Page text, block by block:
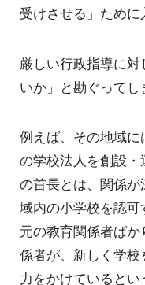
受けさせる」ために
厳しい行政指導に
いか」と勘ぐってし
例えば、その地域
の学校法人を創設
の首長とは、関係
域内の小学校を認
元の教育関係者ば
係者が、新しく学
力をかけているとい